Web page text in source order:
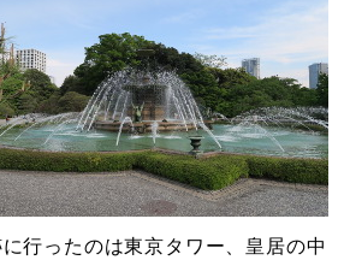
行ったのは東京タワー、皇居の中